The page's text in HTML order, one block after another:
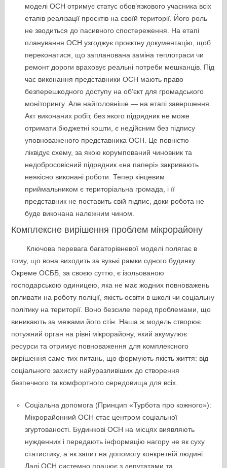
моделі ОСН отримує статус обов’язкового учасника всіх
етапів реалізації проєктів на своїй території. Його роль
не зводиться до пасивного спостереження. На етапі
планування ОСН узгоджує проєктну документацію, щоб
переконатися, що запланована заміна теплотраси чи
ремонт дороги враховує реальні потреби мешканців. Під
час виконання представники ОСН мають право
безперешкодного доступу на об’єкт для громадського
моніторингу. Але найголовніше — на етапі завершення.
Акт виконаних робіт, без якого підрядник не може
отримати бюджетні кошти, є недійсним без підпису
уповноваженого представника ОСН. Це повністю
ліквідує схему, за якою корумпований чиновник та
недобросовісний підрядник «на папері» закривають
неякісно виконані роботи. Тепер кінцевим
приймальником є територіальна громада, і її
представник не поставить свій підпис, доки робота не
буде виконана належним чином.
Комплексне вирішення проблем мікрорайону
Ключова перевага багаторівневої моделі полягає в
тому, що вона виходить за вузькі рамки одного будинку.
Окреме ОСББ, за своєю суттю, є ізольованою
господарською одиницею, яка не має жодних повноважень
впливати на роботу поліції, якість освіти в школі чи соціальну
політику на території. Воно безсиле перед проблемами, що
виникають за межами його стін. Наша ж модель створює
потужний орган на рівні мікрорайону, який акумулює
ресурси та отримує повноваження для комплексного
вирішення саме тих питань, що формують якість життя: від
соціального захисту найуразливіших до створення
безпечного та комфортного середовища для всіх.
Соціальна допомога (Принцип «Турбота про кожного»):
Мікрорайонний ОСН стає центром соціальної
згуртованості. Будинкові ОСН на місцях виявляють
нужденних і передають інформацію нагору не як суху
статистику, а як запит на допомогу конкретній людині.
Далі ОСН системно працює з депутатами та